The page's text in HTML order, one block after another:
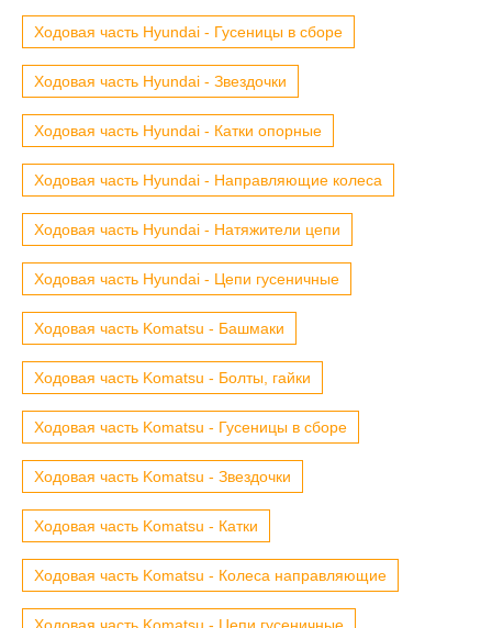
Ходовая часть Hyundai - Гусеницы в сборе
Ходовая часть Hyundai - Звездочки
Ходовая часть Hyundai - Катки опорные
Ходовая часть Hyundai - Направляющие колеса
Ходовая часть Hyundai - Натяжители цепи
Ходовая часть Hyundai - Цепи гусеничные
Ходовая часть Komatsu - Башмаки
Ходовая часть Komatsu - Болты, гайки
Ходовая часть Komatsu - Гусеницы в сборе
Ходовая часть Komatsu - Звездочки
Ходовая часть Komatsu - Катки
Ходовая часть Komatsu - Колеса направляющие
Ходовая часть Komatsu - Цепи гусеничные